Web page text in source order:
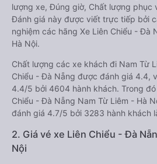
lượng xe, Đúng giờ, Chất lượng phục
Đánh giá này được viết trực tiếp bởi
nghiệm các hãng Xe Liên Chiểu - Đà
Hà Nội.
Chất lượng các xe khách đi Nam Từ
Chiểu - Đà Nẵng được đánh giá 4.4,
4.4/5 bởi 4604 hành khách. Trong
Chiểu - Đà Nẵng Nam Từ Liêm - Hà
đánh giá 4.7/5 bởi 3283 hành khách
2. Giá vé xe Liên Chiểu - Đà
Nội